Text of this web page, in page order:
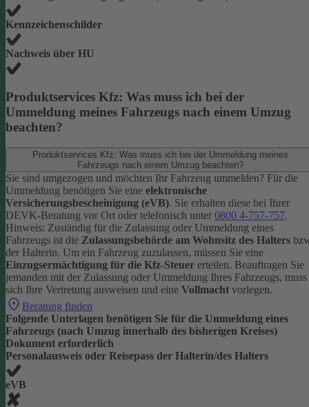
Kennzeichenschilder
Nachweis über HU
Produktservices Kfz: Was muss ich bei der
Ummeldung meines Fahrzeugs nach einem Umzug
beachten?
Produktservices Kfz: Was muss ich bei der Ummeldung meines
Fahrzeugs nach einem Umzug beachten?
Sie sind umgezogen und möchten Ihr Fahrzeug ummelden? Für die
Ummeldung benötigen Sie eine elektronische
Versicherungsbescheinigung (eVB). Sie erhalten diese bei Ihrer
DEVK-Beratung vor Ort oder telefonisch unter 0800 4-757-757.
Hinweis: Zuständig für die Zulassung oder Ummeldung eines
Fahrzeugs ist die Zulassungsbehörde am Wohnsitz des Halters
der Halterin. Um ein Fahrzeug zuzulassen, müssen Sie eine
Einzugsermächtigung für die Kfz-Steuer erteilen. Beauftragen Sie
jemanden mit der Zulassung oder Ummeldung Ihres Fahrzeugs, muss
sich Ihre Vertretung ausweisen und eine Vollmacht vorlegen.
Beratung finden
Folgende Unterlagen benötigen Sie für die Ummeldung eines
Fahrzeugs (nach Umzug innerhalb des bisherigen Kreises)
Dokument erforderlich
Personalausweis oder Reisepass der Halterin/des Halters
eVB